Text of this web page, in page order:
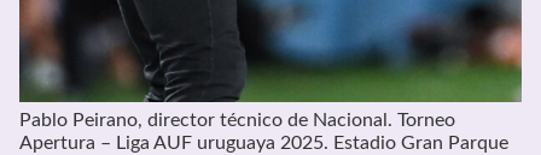
Pablo Peirano, director técnico de Nacional. Torneo
Apertura – Liga AUF uruguaya 2025. Estadio Gran Parque